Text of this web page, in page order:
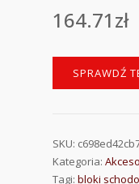
164.71zł
SPRAWDŹ
SKU:
Kategoria:
Tagi:bloki